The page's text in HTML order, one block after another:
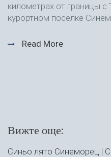
километрах от границы
курортном поселке
Read More
Вижте още:
Синьо лято Синеморец |